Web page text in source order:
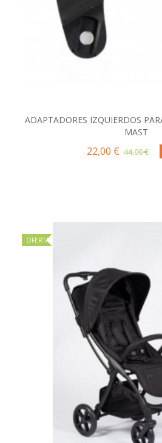
ADAPTADORES IZQUIERDOS
MAST
22,00 € 44,00 €
OFERTA